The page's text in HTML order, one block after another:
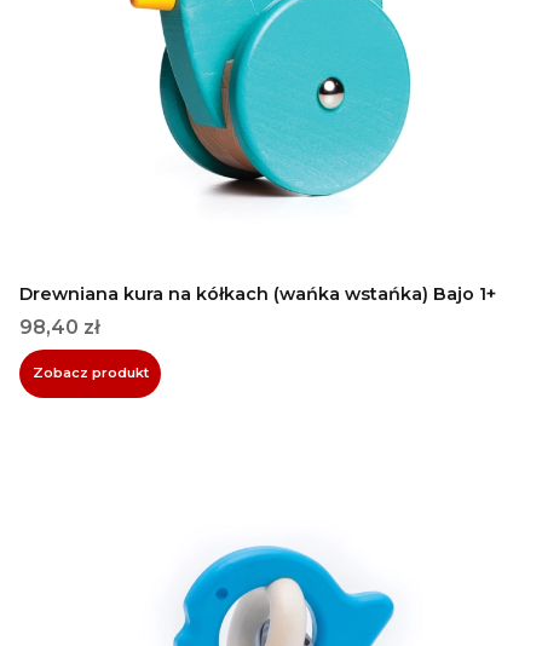
Drewniana kura na kółkach (wańka wstańka) Bajo 1+
Cena
98,40 zł
Zobacz produkt